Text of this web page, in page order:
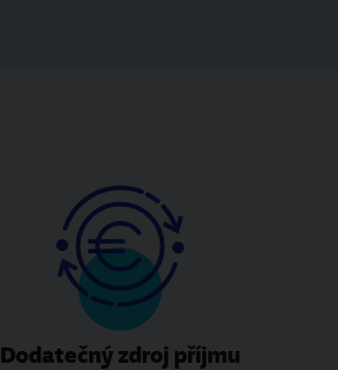
Dodatečný zdroj příjmu